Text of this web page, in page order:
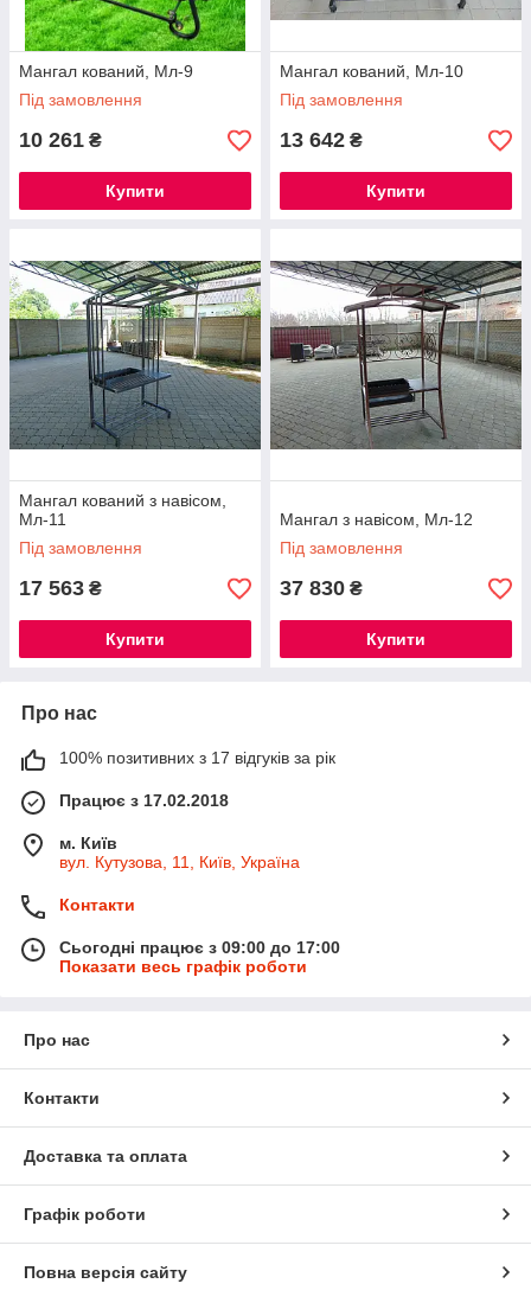
Мангал кований, Мл-9
Під замовлення
10 261 ₴
Купити
Мангал кований, Мл-10
Під замовлення
13 642 ₴
Купити
Мангал кований з навісом,
Мл-11
Під замовлення
17 563 ₴
Купити
Мангал з навісом, Мл-12
Під замовлення
37 830 ₴
Купити
Про нас
100% позитивних з 17 відгуків за рік
Працює з 17.02.2018
м. Київ
вул. Кутузова, 11, Київ, Україна
Контакти
Сьогодні працює з 09:00 до 17:00
Показати весь графік роботи
Про нас
Контакти
Доставка та оплата
Графік роботи
Повна версія сайту